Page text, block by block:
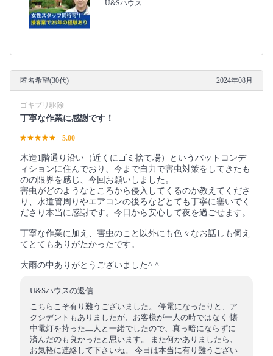
U&Sハウス
匿名希望(30代) 2024年08月
ゴキブリ駆除
丁寧な作業に感謝です！
5.00
木造1階通り沿い（近くにゴミ捨て場）というバットコンデ
ィションに住んでおり、今まで自力で害虫対策をしてきたも
のの限界を感じ、今回お願いしました。
害虫がどのようなところから侵入してくるのか教えてくださ
り、水道管周りやエアコンの後ろなどとても丁寧に塞いでく
ださり本当に感謝です。今日から安心して夜を過ごせます。
丁寧な作業に加え、害虫のこと以外にも色々なお話しも伺え
てとてもありがたかったです。
大雨の中ありがとうございました^ ^
U&Sハウスの返信
こちらこそ有り難うございました。 停電になったりと、ア
クシデントもありましたが、お客様が一人の時ではなく 懐
中電灯を持った二人と一緒でしたので、真っ暗にならずに
済んだのも良かったと思います。 また何かありましたら、
お気軽に連絡して下さいね。 今日は本当に有り難うござい